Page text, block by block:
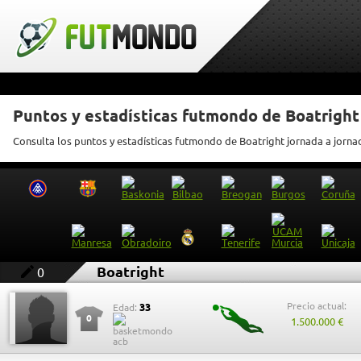
Puntos y estadísticas futmondo de Boatright
Consulta los puntos y estadísticas futmondo de Boatright jornada a
0 Boatright
0
Edad: 33 Precio actual:
1.500.000 €